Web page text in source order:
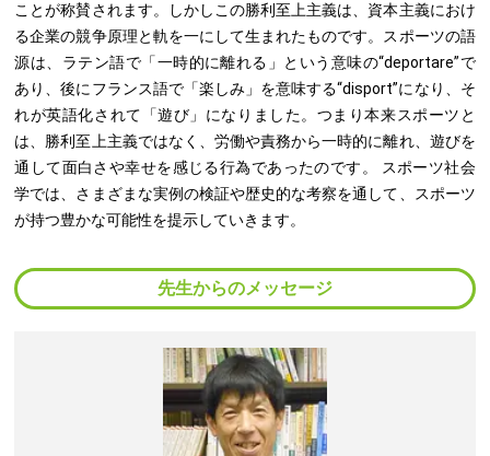
ことが称賛されます。しかしこの勝利至上主義は、資本主義におけ
る企業の競争原理と軌を一にして生まれたものです。スポーツの語
源は、ラテン語で「一時的に離れる」という意味の“deportare”で
あり、後にフランス語で「楽しみ」を意味する“disport”になり、そ
れが英語化されて「遊び」になりました。つまり本来スポーツと
は、勝利至上主義ではなく、労働や責務から一時的に離れ、遊びを
通して面白さや幸せを感じる行為であったのです。 スポーツ社会
学では、さまざまな実例の検証や歴史的な考察を通して、スポーツ
が持つ豊かな可能性を提示していきます。
先生からのメッセージ